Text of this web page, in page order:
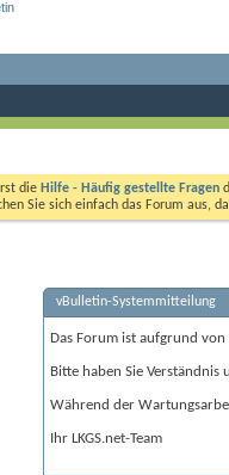
die Hilfe - Häufig gestellte Fragen
Sie sich einfach das Forum aus,
vBulletin-Systemmitteilung
Das Forum ist aufgrund
Bitte haben Sie Verständnis
Während der
Ihr LKGS.net-Team